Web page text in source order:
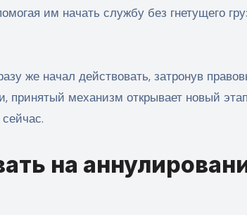
им начать службу без гнетущего
же начал действовать, затронув
принятый механизм открывает новый
на